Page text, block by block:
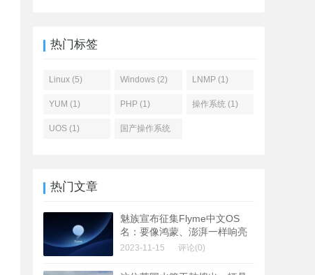
热门标签
Linux (5) Windows (2) LNMP (1)
YUM (1) PHP (1) 操作系统 (1)
UOS (1) 国产操作系统
热门文章
魅族宣布征集Flyme中文OS
名：要像鸿蒙、澎湃一样响亮
2023-11-15 评论(0)